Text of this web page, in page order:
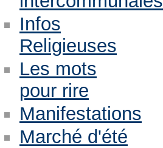
Infos
Religieuses
Les mots
pour rire
Manifestations
Marché d'été